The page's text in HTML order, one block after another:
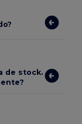
de stock.